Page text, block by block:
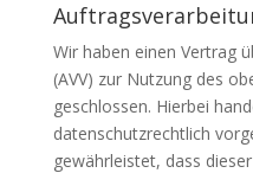
Wir haben einen Vertrag
(AVV) zur Nutzung des
geschlossen. Hierbei
datenschutzrechtlich
gewährleistet, dass